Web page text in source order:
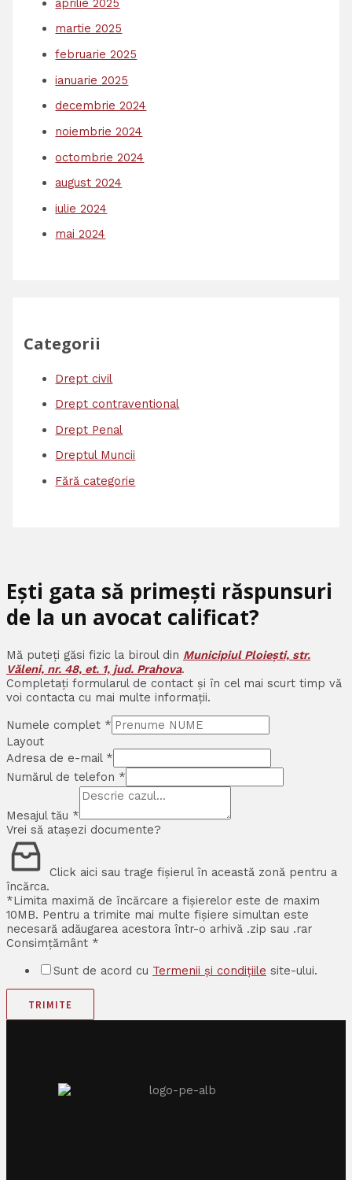
aprilie 2025
martie 2025
februarie 2025
ianuarie 2025
decembrie 2024
noiembrie 2024
octombrie 2024
august 2024
iulie 2024
mai 2024
Categorii
Drept civil
Drept contraventional
Drept Penal
Dreptul Muncii
Fără categorie
Ești gata să primești răspunsuri
de la un avocat calificat?
Mă puteți găsi fizic la biroul din Municipiul Ploiești, str.
Văleni, nr. 48, et. 1, jud. Prahova.
Completați formularul de contact și în cel mai scurt timp vă
voi contacta cu mai multe informații.
Numele complet *
Layout
Adresa de e-mail *
Numărul de telefon *
Mesajul tău *
Vrei să atașezi documente?
Click aici sau trage fișierul în această zonă pentru a
încărca.
*Limita maximă de încărcare a fișierelor este de maxim
10MB. Pentru a trimite mai multe fișiere simultan este
necesară adăugarea acestora într-o arhivă .zip sau .rar
Consimțământ *
Sunt de acord cu Termenii și condițiile site-ului.
TRIMITE